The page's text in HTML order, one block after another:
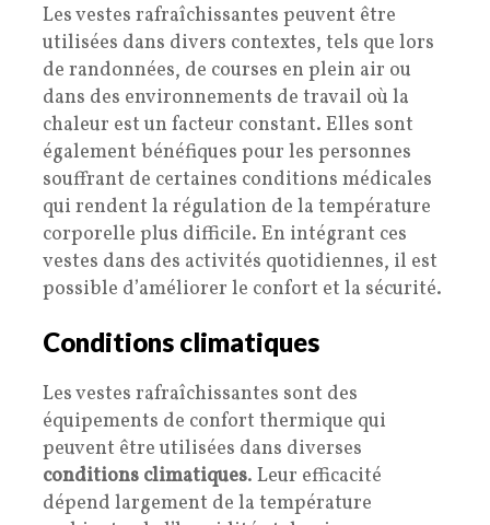
Les vestes rafraîchissantes peuvent être
utilisées dans divers contextes, tels que lors
de randonnées, de courses en plein air ou
dans des environnements de travail où la
chaleur est un facteur constant. Elles sont
également bénéfiques pour les personnes
souffrant de certaines conditions médicales
qui rendent la régulation de la température
corporelle plus difficile. En intégrant ces
vestes dans des activités quotidiennes, il est
possible d’améliorer le confort et la sécurité.
Conditions climatiques
Les vestes rafraîchissantes sont des
équipements de confort thermique qui
peuvent être utilisées dans diverses
conditions climatiques. Leur efficacité
dépend largement de la température